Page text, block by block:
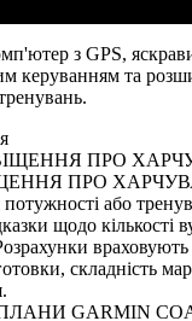
з GPS,
керуванням та
ПРО
або
щодо кількості
складність